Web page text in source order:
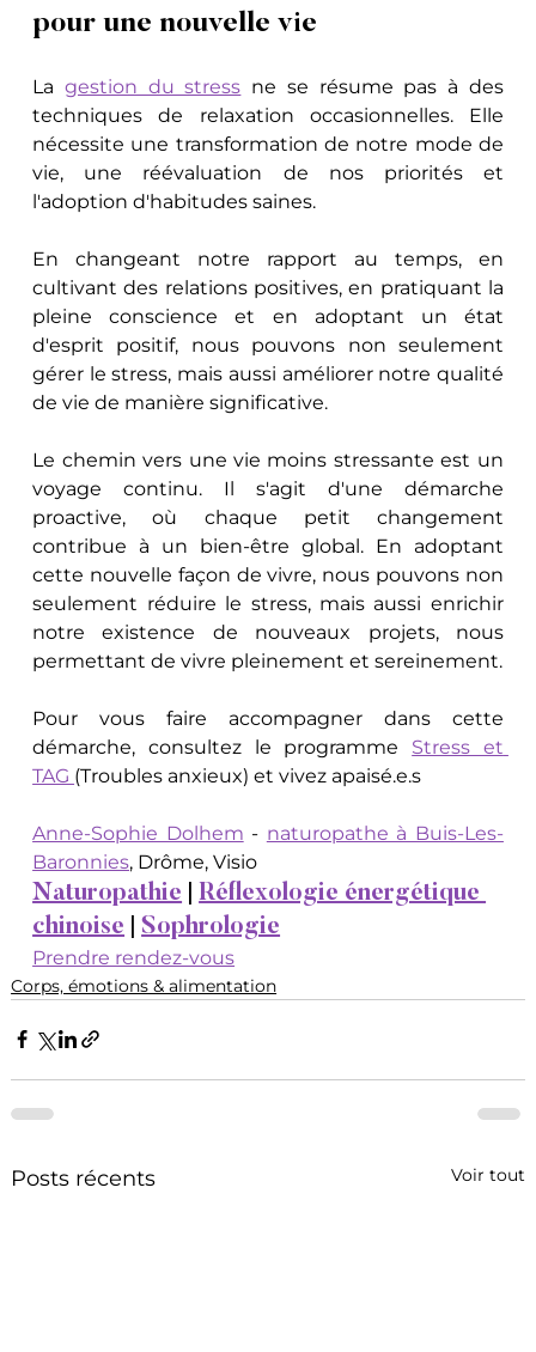
pour une nouvelle vie
La gestion du stress ne se résume pas à des
techniques de relaxation occasionnelles. Elle
nécessite une transformation de notre mode de
vie, une réévaluation de nos priorités et
l'adoption d'habitudes saines.
En changeant notre rapport au temps, en
cultivant des relations positives, en pratiquant la
pleine conscience et en adoptant un état
d'esprit positif, nous pouvons non seulement
gérer le stress, mais aussi améliorer notre qualité
de vie de manière significative.
Le chemin vers une vie moins stressante est un
voyage continu. Il s'agit d'une démarche
proactive, où chaque petit changement
contribue à un bien-être global. En adoptant
cette nouvelle façon de vivre, nous pouvons non
seulement réduire le stress, mais aussi enrichir
notre existence de nouveaux projets, nous
permettant de vivre pleinement et sereinement.
Pour vous faire accompagner dans cette
démarche, consultez le programme Stress et
TAG (Troubles anxieux) et vivez apaisé.e.s
Anne-Sophie Dolhem - naturopathe à Buis-Les-
Baronnies, Drôme, Visio
Naturopathie | Réflexologie énergétique
chinoise | Sophrologie
Prendre rendez-vous
Corps, émotions & alimentation
Posts récents Voir tout